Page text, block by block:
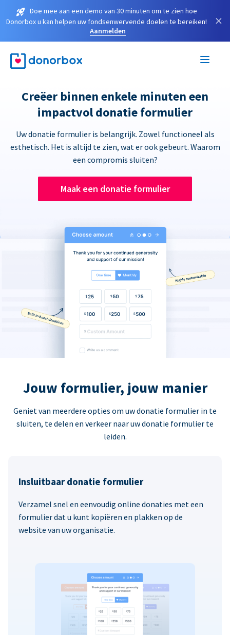
Doe mee aan een demo van 30 minuten om te zien hoe
Donorbox u kan helpen uw fondsenwervende doelen te bereiken!
Aanmelden
×
Creëer binnen enkele minuten een
impactvol donatie formulier
Uw donatie formulier is belangrijk. Zowel functioneel als
esthetisch. Het is altijd te zien, wat er ook gebeurt. Waarom
een compromis sluiten?
Maak een donatie formulier
Jouw formulier, jouw manier
Geniet van meerdere opties om uw donatie formulier in te
sluiten, te delen en verkeer naar uw donatie formulier te
leiden.
Insluitbaar donatie formulier
Verzamel snel en eenvoudig online donaties met een
formulier dat u kunt kopiëren en plakken op de
website van uw organisatie.